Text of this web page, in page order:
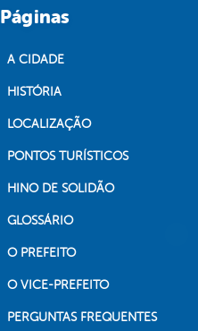
Páginas
A CIDADE
HISTÓRIA
LOCALIZAÇÃO
PONTOS TURÍSTICOS
HINO DE SOLIDÃO
GLOSSÁRIO
O PREFEITO
O VICE-PREFEITO
PERGUNTAS FREQUENTES